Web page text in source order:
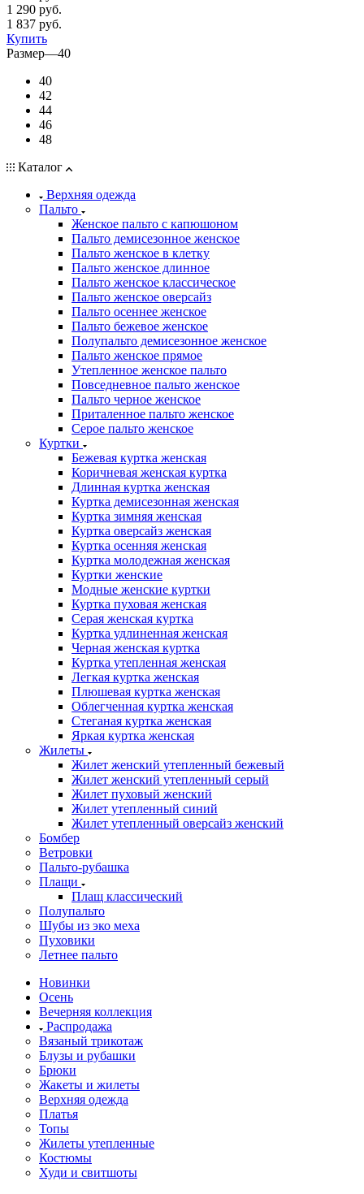
1 290 руб.
1 837 руб.
Купить
Размер—40
40
42
44
46
48
Каталог
Верхняя одежда
Пальто
Женское пальто с капюшоном
Пальто демисезонное женское
Пальто женское в клетку
Пальто женское длинное
Пальто женское классическое
Пальто женское оверсайз
Пальто осеннее женское
Пальто бежевое женское
Полупальто демисезонное женское
Пальто женское прямое
Утепленное женское пальто
Повседневное пальто женское
Пальто черное женское
Приталенное пальто женское
Серое пальто женское
Куртки
Бежевая куртка женская
Коричневая женская куртка
Длинная куртка женская
Куртка демисезонная женская
Куртка зимняя женская
Куртка оверсайз женская
Куртка осенняя женская
Куртка молодежная женская
Куртки женские
Модные женские куртки
Куртка пуховая женская
Серая женская куртка
Куртка удлиненная женская
Черная женская куртка
Куртка утепленная женская
Легкая куртка женская
Плюшевая куртка женская
Облегченная куртка женская
Стеганая куртка женская
Яркая куртка женская
Жилеты
Жилет женский утепленный бежевый
Жилет женский утепленный серый
Жилет пуховый женский
Жилет утепленный синий
Жилет утепленный оверсайз женский
Бомбер
Ветровки
Пальто-рубашка
Плащи
Плащ классический
Полупальто
Шубы из эко меха
Пуховики
Летнее пальто
Новинки
Осень
Вечерняя коллекция
Распродажа
Вязаный трикотаж
Блузы и рубашки
Брюки
Жакеты и жилеты
Верхняя одежда
Платья
Топы
Жилеты утепленные
Костюмы
Худи и свитшоты